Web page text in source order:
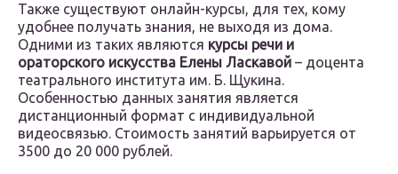
Также существуют онлайн-курсы, для тех, кому
удобнее получать знания, не выходя из дома.
Одними из таких являются курсы речи и
ораторского искусства Елены Ласкавой – доцента
театрального института им. Б. Щукина.
Особенностью данных занятия является
дистанционный формат с индивидуальной
видеосвязью. Стоимость занятий варьируется от
3500 до 20 000 рублей.